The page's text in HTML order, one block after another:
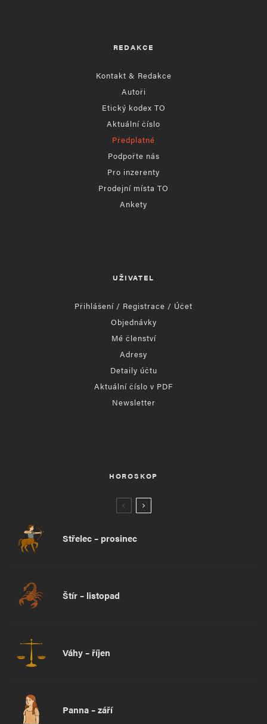
REDAKCE
Kontakt & Redakce
Autoři
Etický kodex TO
Aktuální číslo
Předplatné
Podpořte nás
Pro inzerenty
Prodejní místa TO
Ankety
UŽIVATEL
Přihlášení / Registrace / Účet
Objednávky
Mé členství
Adresy
Detaily účtu
Aktuální číslo v PDF
Newsletter
HOROSKOP
Střelec – prosinec
Štír – listopad
Váhy – říjen
Panna – září